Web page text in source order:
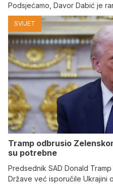
Podsjećamo, Davor Dabić je
SVIJET
Tramp odbrusio
su potrebne
Predsednik SAD Donald
Države već isporučile Ukrajini